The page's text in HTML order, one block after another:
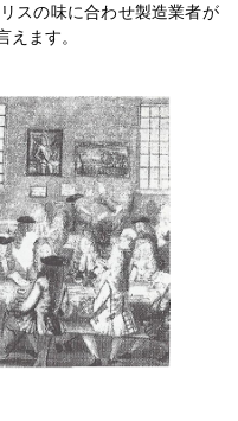
スの味に合わせ製造業者が
ます。